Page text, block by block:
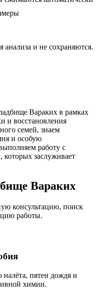
анализа и не сохраняются.
Вараких в рамках
и восстановления
семей, знаем
и особую
работу с
заслуживает
Вараких
консультацию, поиск
работы.
налёта, пятен дождя и
химии.